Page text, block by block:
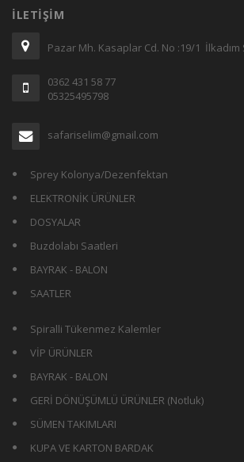
İLETIŞIM
Pazar Mh. Kasaplar Cd. No :19/1 İlkadım
0362 431 58 77
05325495798
safariselim@gmail.com
Sprey Kolonya/Dezenfektan
ELEKTRONİK ÜRÜNLER
DOSYALAR
Buzdolabı Saatleri
BAYRAK - BALON
SAATLER
Spiralli Tükenmez Kalemler
VİP ÜRÜNLER
BAYRAK - BALON
GERİ DÖNÜŞÜMLÜ ÜRÜNLER (Notluk)
SÜMEN TAKIMLARI
KUPA VE KARTON BARDAK